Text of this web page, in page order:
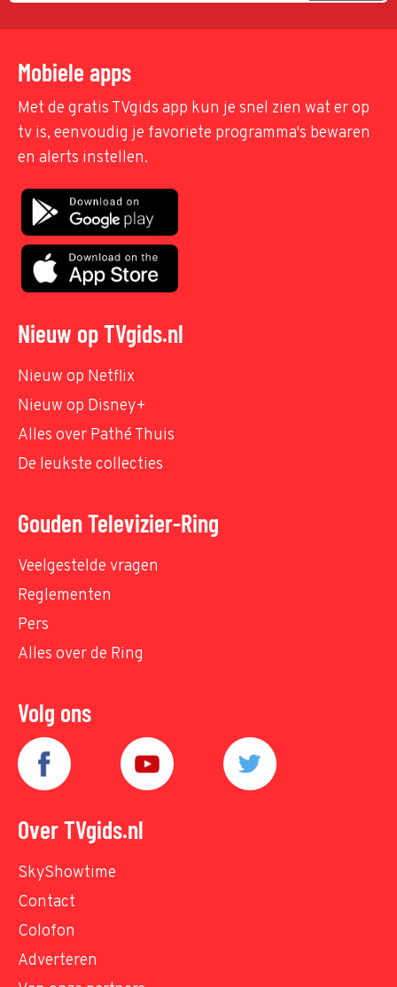
Mobiele apps
Met de gratis TVgids app kun je snel zien wat er op
tv is, eenvoudig je favoriete programma's bewaren
en alerts instellen.
Nieuw op TVgids.nl
Nieuw op Netflix
Nieuw op Disney+
Alles over Pathé Thuis
De leukste collecties
Gouden Televizier-Ring
Veelgestelde vragen
Reglementen
Pers
Alles over de Ring
Volg ons
Over TVgids.nl
SkyShowtime
Contact
Colofon
Adverteren